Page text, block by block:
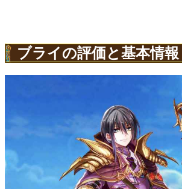
ブライの評価と基本情報